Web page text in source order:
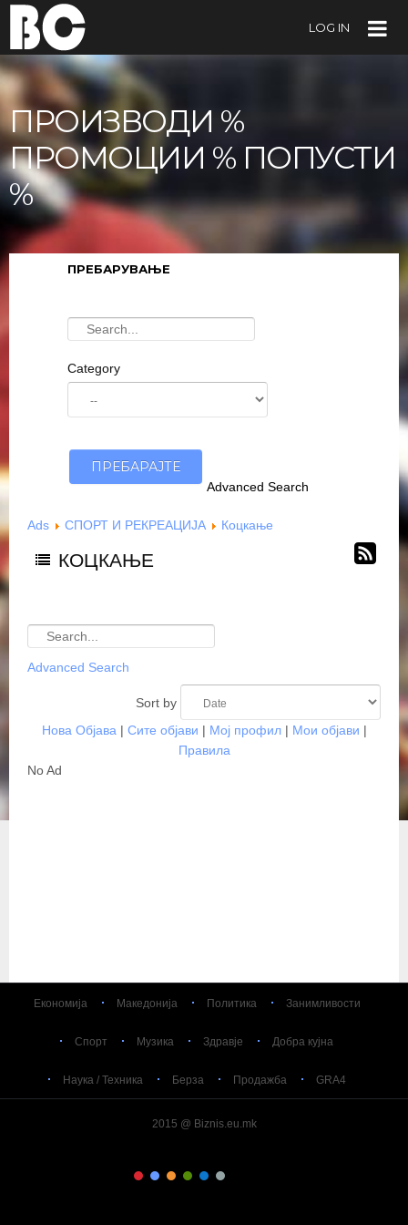
LOG IN
ПРОИЗВОДИ %
ПРОМОЦИИ % ПОПУСТИ
%
ПРЕБАРУВАЊЕ
Category
Advanced Search
Ads СПОРТ И РЕКРЕАЦИЈА Коцкање
КОЦКАЊЕ
Advanced Search
Sort by
Нова Објава | Сите објави | Мој профил| Мои објави |
Правила
No Ad
Економија Македонија Политика Занимливости
Спорт Музика Здравје Добра кујна
Наука / Техника Берза Продажба GRA4
2015 @ Biznis.eu.mk